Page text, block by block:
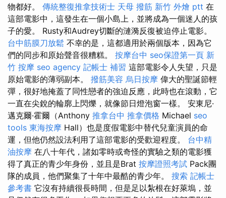
物都好。 傳統整復推拿技術士 天母 撥筋 新竹 外燴 ptt 在
這部電影中，這發生在一個小島上，並將成為一個迷人的孩
子的愛。 Rusty和Audrey切斷的漣漪反復被迫停止電影。
台中筋膜刀放鬆 不幸的是，這都適用於兩個版本，因為它
們的同步和原始聲音很糟糕。 按摩台中 seo保證第一頁 新
竹 按摩 seo agency 記帳士 補習 這部電影令人失望，只是
原始電影的薄弱副本。 撥筋美容 烏日按摩 偉大的聖誕節輕
彈，很好地掩蓋了同性戀者的強迫反應，此時也在滾動，它
一直在尖銳的輪廓上閃爍，就像節日燈泡窗一樣。 安東尼·
邁克爾·霍爾（Anthony 推拿台中 推拿價格 Michael seo
tools 東海按摩 Hall）也是度假電影中替代兒童演員的命
運，但他仍然設法利用了這部電影的受歡迎程度。 台中精
油按摩 在八十年代，諸如零時或奇怪的實驗之類的電影獲
得了真正的青少年身份，並且是Brat 按摩證照考試 Pack團
隊的成員，他們聚集了十年中最酷的青少年。 搜索 記帳士
參考書 它沒有持續很長時間，但是足以紮根在好萊塢，並